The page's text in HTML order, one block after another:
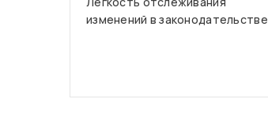
изменений в законодательстве